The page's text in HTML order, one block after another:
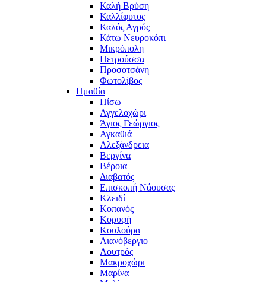
Καλή Βρύση
Καλλίφυτος
Καλός Αγρός
Κάτω Νευροκόπι
Μικρόπολη
Πετρούσσα
Προσοτσάνη
Φωτολίβος
Ημαθία
Πίσω
Αγγελοχώρι
Άγιος Γεώργιος
Αγκαθιά
Αλεξάνδρεια
Βεργίνα
Βέροια
Διαβατός
Επισκοπή Νάουσας
Κλειδί
Κοπανός
Κορυφή
Κουλούρα
Λιανόβεργιο
Λουτρός
Μακροχώρι
Μαρίνα